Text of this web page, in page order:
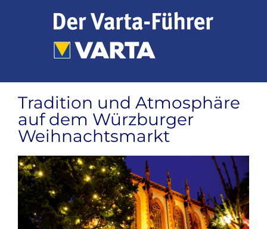
Tradition und Atmosphäre
auf dem Würzburger
Weihnachtsmarkt
Zeige
grösseres
Bild